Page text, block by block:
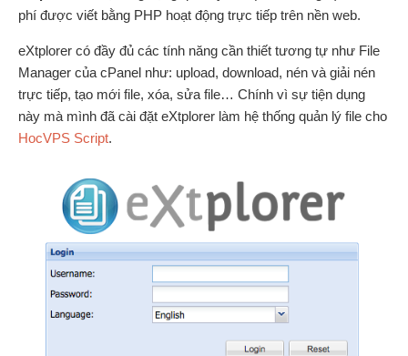
phí được viết bằng PHP hoạt động trực tiếp trên nền web.
eXtplorer có đầy đủ các tính năng cần thiết tương tự như File
Manager của cPanel như: upload, download, nén và giải nén
trực tiếp, tạo mới file, xóa, sửa file… Chính vì sự tiện dụng
này mà mình đã cài đặt eXtplorer làm hệ thống quản lý file cho
HocVPS Script.